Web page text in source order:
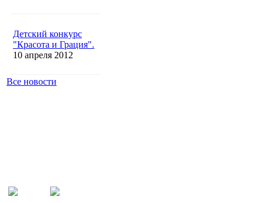
Детский конкурс
"Красота и Грация".
10 апреля 2012
Все новости